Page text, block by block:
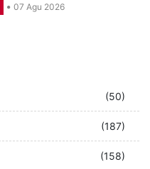
07 Agu 2026
(50)
(187)
(158)